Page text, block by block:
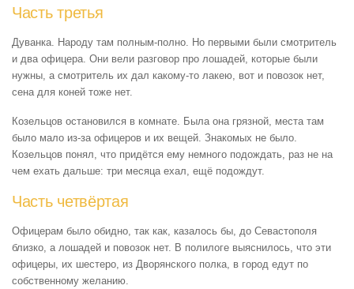
Часть третья
Дуванка. Народу там полным-полно. Но первыми были смотритель
и два офицера. Они вели разговор про лошадей, которые были
нужны, а смотритель их дал какому-то лакею, вот и повозок нет,
сена для коней тоже нет.
Козельцов остановился в комнате. Была она грязной, места там
было мало из-за офицеров и их вещей. Знакомых не было.
Козельцов понял, что придётся ему немного подождать, раз не на
чем ехать дальше: три месяца ехал, ещё подождут.
Часть четвёртая
Офицерам было обидно, так как, казалось бы, до Севастополя
близко, а лошадей и повозок нет. В полилоге выяснилось, что эти
офицеры, их шестеро, из Дворянского полка, в город едут по
собственному желанию.